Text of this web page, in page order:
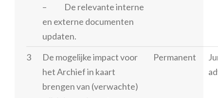
– De relevante interne
en externe documenten
updaten.
3
De mogelijke impact voor
het Archief in kaart
brengen van (verwachte)
Permanent